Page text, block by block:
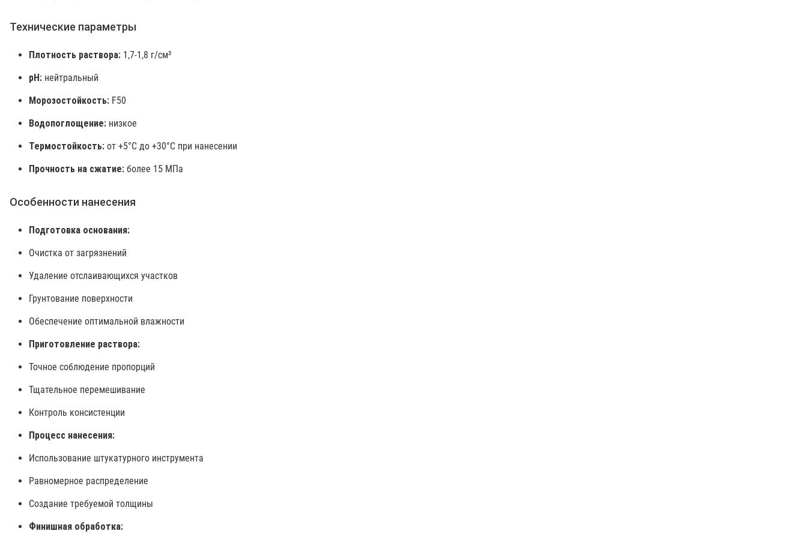
Технические параметры
Плотность раствора: 1,7-1,8 г/см³
pH: нейтральный
Морозостойкость: F50
Водопоглощение: низкое
Термостойкость: от +5°C до +30°C при нанесении
Прочность на сжатие: более 15 МПа
Особенности нанесения
Подготовка основания:
Очистка от загрязнений
Удаление отслаивающихся участков
Грунтование поверхности
Обеспечение оптимальной влажности
Приготовление раствора:
Точное соблюдение пропорций
Тщательное перемешивание
Контроль консистенции
Процесс нанесения:
Использование штукатурного инструмента
Равномерное распределение
Создание требуемой толщины
Финишная обработка: